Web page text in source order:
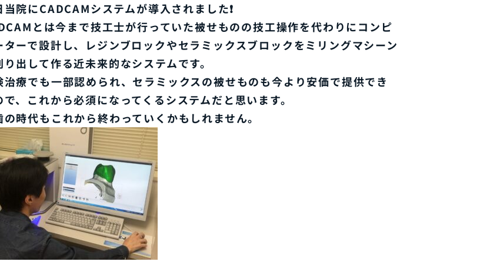
当院にCADCAMシステムが導入されました❗️
とは今まで技工士が行っていた被せものの技工操作を代わりにコンピ
ターで設計し、レジンブロックやセラミックスブロックをミリングマシーン
り出して作る近未来的なシステムです。
治療でも一部認められ、セラミックスの被せものも今より安価で提供でき
で、これから必須になってくるシステムだと思います。
の時代もこれから終わっていくかもしれません。